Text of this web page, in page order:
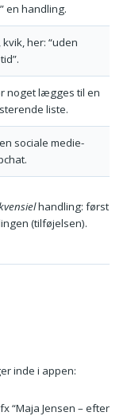
en handling.
her: “uden
noget lægges til en
liste.
sociale medie-
handling: først
(tilføjelsen).
inde i appen:
“Maja Jensen – efter